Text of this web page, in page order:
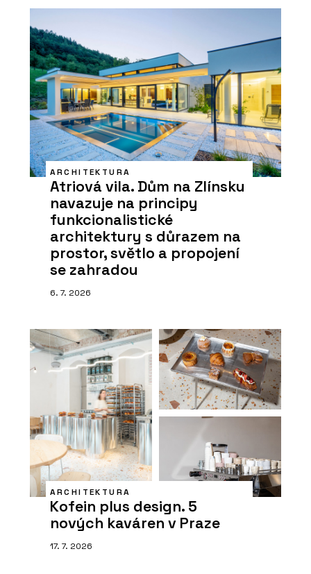
ARCHITEKTURA
Atriová vila. Dům na Zlínsku
navazuje na principy
funkcionalistické
architektury s důrazem na
prostor, světlo a propojení
se zahradou
6. 7. 2026
ARCHITEKTURA
Kofein plus design. 5
nových kaváren v Praze
17. 7. 2026